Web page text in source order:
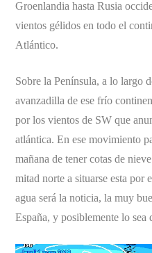
Groenlandia hasta Rusia
vientos gélidos en todo el
Atlántico.
Sobre la Península, a lo largo
avanzadilla de ese frío
por los vientos de SW que
atlántica. En ese movimiento
mañana de tener cotas de
mitad norte a situarse esta por
agua será la noticia, la muy
España, y posiblemente lo sea